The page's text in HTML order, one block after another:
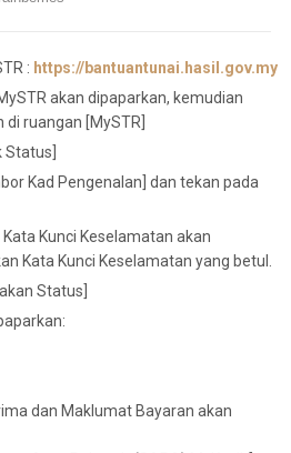
: https://bantuantunai.hasil.gov.my
akan dipaparkan, kemudian
ruangan [MySTR]
Status]
Kad Pengenalan] dan tekan pada
Kunci Keselamatan akan
Kata Kunci Keselamatan yang betul.
Status]
dan Maklumat Bayaran akan